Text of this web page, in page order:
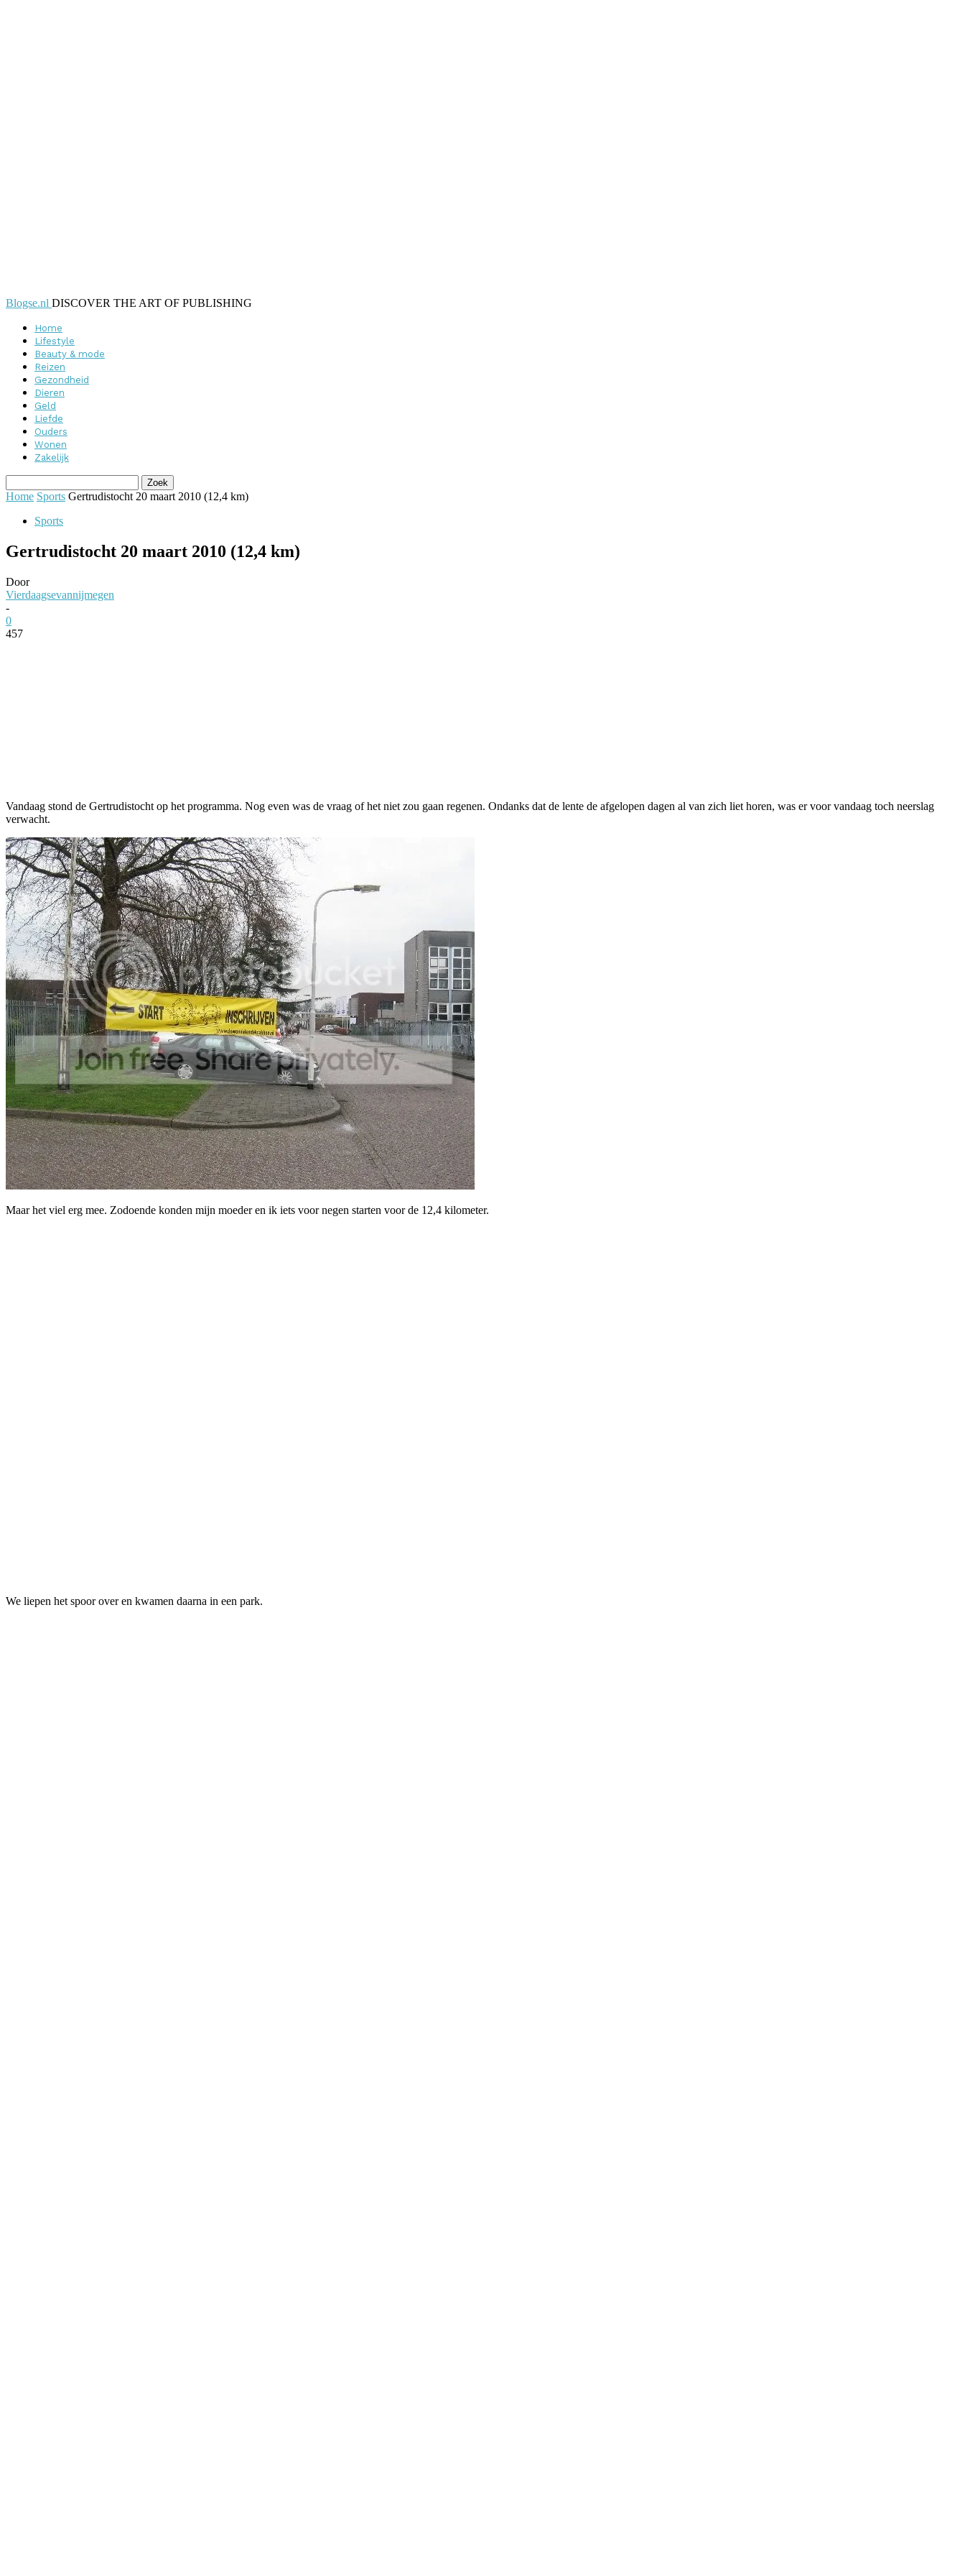
Blogse.nl DISCOVER THE ART OF PUBLISHING
Home
Lifestyle
Beauty & mode
Reizen
Gezondheid
Dieren
Geld
Liefde
Ouders
Wonen
Zakelijk
Home Sports Gertrudistocht 20 maart 2010 (12,4 km)
Sports
Gertrudistocht 20 maart 2010 (12,4 km)
Door
Vierdaagsevannijmegen
-
0
457
Vandaag stond de Gertrudistocht op het programma. Nog even was de vraag of het niet zou gaan regenen. Ondanks dat de lente de afgelopen dagen al van zich liet horen, was er voor vandaag toch neerslag
verwacht.
Maar het viel erg mee. Zodoende konden mijn moeder en ik iets voor negen starten voor de 12,4 kilometer.
We liepen het spoor over en kwamen daarna in een park.